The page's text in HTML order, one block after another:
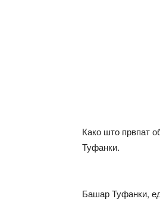
Како што првпат
Туфанки.
Башар Туфанки,